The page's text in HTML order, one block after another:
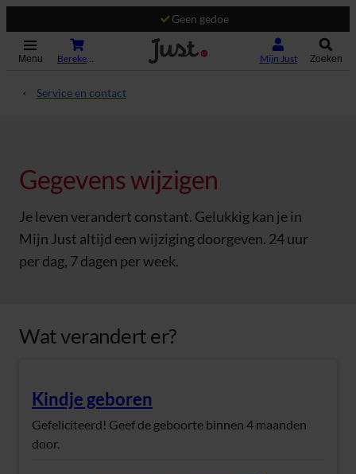
Geen gedoe
Menu Mijn Just Zoeken
Service en contact
Gegevens wijzigen
Je leven verandert constant. Gelukkig kan je in
Mijn Just altijd een wijziging doorgeven. 24 uur
per dag, 7 dagen per week.
Wat verandert er?
Kindje geboren
(Opent in nieuw tabblad)
Gefeliciteerd! Geef de geboorte binnen 4 maanden
door.